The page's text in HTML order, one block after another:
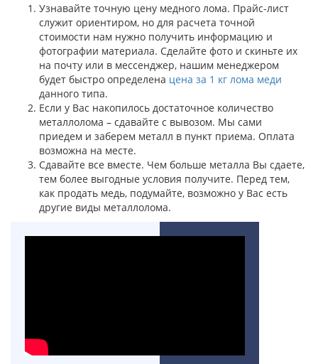
Узнавайте точную цену медного лома. Прайс-лист
служит ориентиром, но для расчета точной
стоимости нам нужно получить информацию и
фотографии материала. Сделайте фото и скиньте их
на почту или в мессенджер, нашим менеджером
будет быстро определена цена за 1 кг лома меди
данного типа.
Если у Вас накопилось достаточное количество
металлолома – сдавайте с вывозом. Мы сами
приедем и заберем металл в пункт приема. Оплата
возможна на месте.
Сдавайте все вместе. Чем больше металла Вы сдаете,
тем более выгодные условия получите. Перед тем,
как продать медь, подумайте, возможно у Вас есть
другие виды металлолома.